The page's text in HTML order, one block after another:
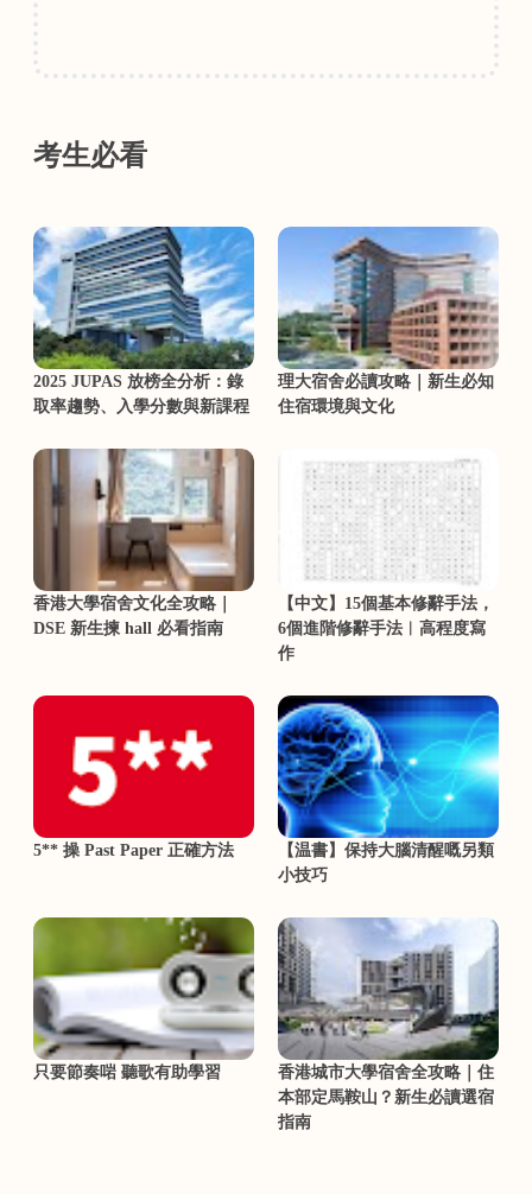
考生必看
2025 JUPAS 放榜全分析：錄
取率趨勢、入學分數與新課程
理大宿舍必讀攻略｜新生必知
住宿環境與文化
香港大學宿舍文化全攻略｜
DSE 新生揀 hall 必看指南
【中文】15個基本修辭手法，
6個進階修辭手法︳高程度寫
作
5** 操 Past Paper 正確方法
【温書】保持大腦清醒嘅另類
小技巧
只要節奏啱 聽歌有助學習
香港城市大學宿舍全攻略｜住
本部定馬鞍山？新生必讀選宿
指南